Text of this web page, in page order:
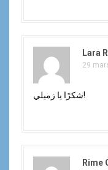
Lara
29
شكرًا يا زميلي!
Rime